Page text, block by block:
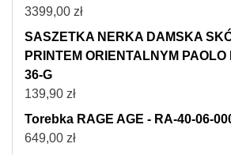
3399,00 zł
SASZETKA NERKA DAMSKA
PRINTEM ORIENTALNYM PAOLO
36-G
139,90 zł
Torebka RAGE AGE - RA-40-06-
649,00 zł